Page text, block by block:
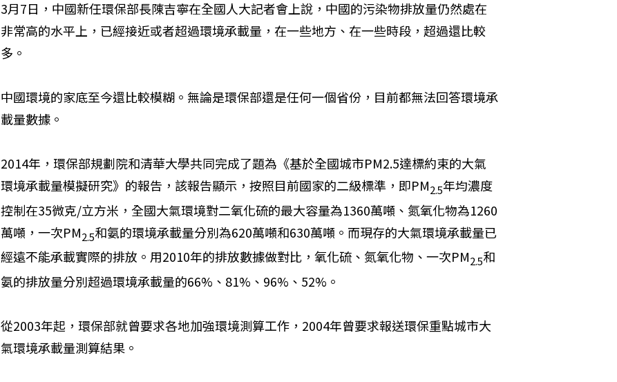
3月7日，中國新任環保部長陳吉寧在全國人大記者會上說，中國的污染物排放量仍然處在
非常高的水平上，已經接近或者超過環境承載量，在一些地方、在一些時段，超過還比較
多。
中國環境的家底至今還比較模糊。無論是環保部還是任何一個省份，目前都無法回答環境承
載量數據。
2014年，環保部規劃院和清華大學共同完成了題為《基於全國城市PM2.5達標約束的大氣
環境承載量模擬研究》的報告，該報告顯示，按照目前國家的二級標準，即PM2.5年均濃度
控制在35微克/立方米，全國大氣環境對二氧化硫的最大容量為1360萬噸、氮氧化物為1260
萬噸，一次PM2.5和氨的環境承載量分別為620萬噸和630萬噸。而現存的大氣環境承載量已
經遠不能承載實際的排放。用2010年的排放數據做對比，氧化硫、氮氧化物、一次P​​M2.5和
氨的排放量分別超過環境承載量的66%、81%、96%、52%。
從2003年起，環保部就曾要求各地加強環境測算工作，2004年曾要求報送環保重點城市大
氣環境承載量測算結果。